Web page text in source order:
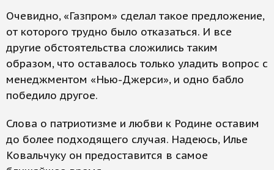
Очевидно, «Газпром» сделал такое предложение,
от которого трудно было отказаться. И все
другие обстоятельства сложились таким
образом, что оставалось только уладить вопрос с
менеджментом «Нью-Джерси», и одно бабло
победило другое.
Слова о патриотизме и любви к Родине оставим
до более подходящего случая. Надеюсь, Илье
Ковальчуку он предоставится в самое